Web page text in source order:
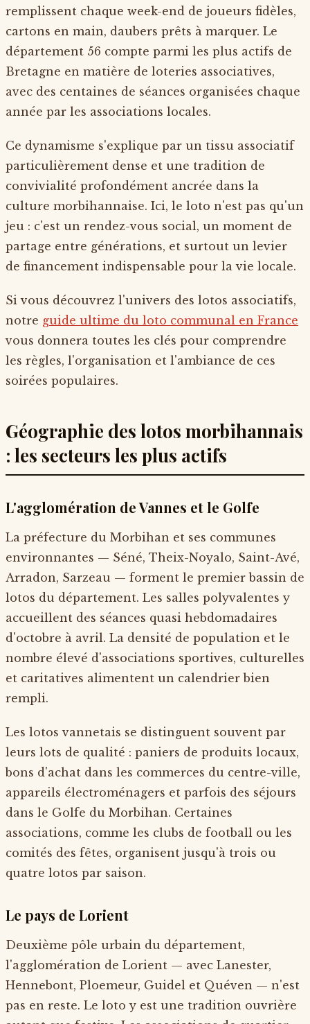
remplissent chaque week-end de joueurs fidèles,
cartons en main, daubers prêts à marquer. Le
département 56 compte parmi les plus actifs de
Bretagne en matière de loteries associatives,
avec des centaines de séances organisées chaque
année par les associations locales.
Ce dynamisme s'explique par un tissu associatif
particulièrement dense et une tradition de
convivialité profondément ancrée dans la
culture morbihannaise. Ici, le loto n'est pas qu'un
jeu : c'est un rendez-vous social, un moment de
partage entre générations, et surtout un levier
de financement indispensable pour la vie locale.
Si vous découvrez l'univers des lotos associatifs,
notre guide ultime du loto communal en France
vous donnera toutes les clés pour comprendre
les règles, l'organisation et l'ambiance de ces
soirées populaires.
Géographie des lotos morbihannais
: les secteurs les plus actifs
L'agglomération de Vannes et le Golfe
La préfecture du Morbihan et ses communes
environnantes — Séné, Theix-Noyalo, Saint-Avé,
Arradon, Sarzeau — forment le premier bassin de
lotos du département. Les salles polyvalentes y
accueillent des séances quasi hebdomadaires
d'octobre à avril. La densité de population et le
nombre élevé d'associations sportives, culturelles
et caritatives alimentent un calendrier bien
rempli.
Les lotos vannetais se distinguent souvent par
leurs lots de qualité : paniers de produits locaux,
bons d'achat dans les commerces du centre-ville,
appareils électroménagers et parfois des séjours
dans le Golfe du Morbihan. Certaines
associations, comme les clubs de football ou les
comités des fêtes, organisent jusqu'à trois ou
quatre lotos par saison.
Le pays de Lorient
Deuxième pôle urbain du département,
l'agglomération de Lorient — avec Lanester,
Hennebont, Ploemeur, Guidel et Quéven — n'est
pas en reste. Le loto y est une tradition ouvrière